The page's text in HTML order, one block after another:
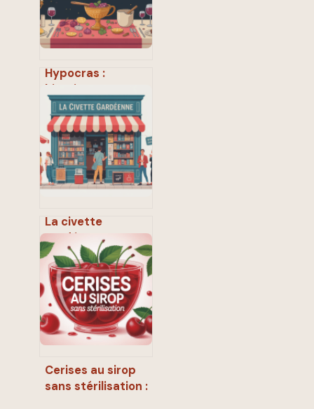
Hypocras :
histoire, recette
et secrets de ce
vin médiéval épicé
La civette
gardéenne :
histoire, savoir-
faire et art de
vivre tabac
Cerises au sirop
sans stérilisation :